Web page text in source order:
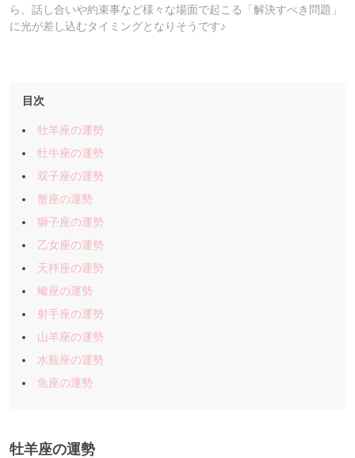
ら、話し合いや約束事など様々な場面で起こる「解決すべき問題」
に光が差し込むタイミングとなりそうです♪
目次
牡羊座の運勢
牡牛座の運勢
双子座の運勢
蟹座の運勢
獅子座の運勢
乙女座の運勢
天秤座の運勢
蠍座の運勢
射手座の運勢
山羊座の運勢
水瓶座の運勢
魚座の運勢
牡羊座の運勢